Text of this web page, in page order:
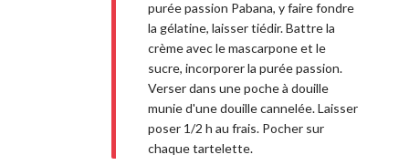
purée passion Pabana, y faire fondre
la gélatine, laisser tiédir. Battre la
crème avec le mascarpone et le
sucre, incorporer la purée passion.
Verser dans une poche à douille
munie d'une douille cannelée. Laisser
poser 1/2 h au frais. Pocher sur
chaque tartelette.